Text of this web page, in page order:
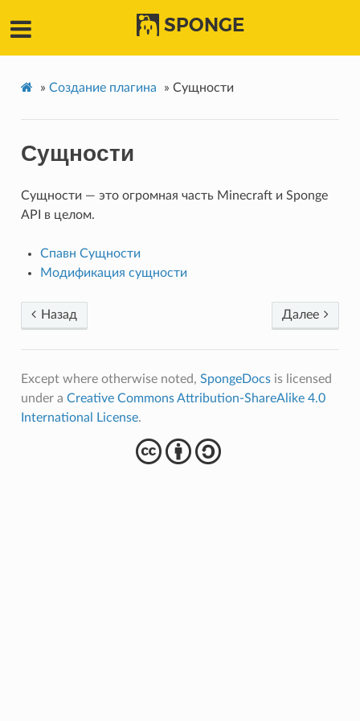
SPONGE
» Создание плагина » Сущности
Сущности
Сущности — это огромная часть Minecraft и Sponge
API в целом.
Спавн Сущности
Модификация сущности
Далее
Назад
Except where otherwise noted, SpongeDocsis licensed
under a Creative Commons Attribution-ShareAlike 4.0
International License.
cba